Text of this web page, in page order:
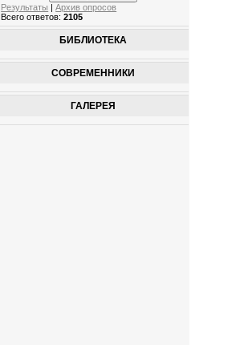
Результаты |Архив опросов
Всего ответов:2105
БИБЛИОТЕКА
СОВРЕМЕННИКИ
ГАЛЕРЕЯ